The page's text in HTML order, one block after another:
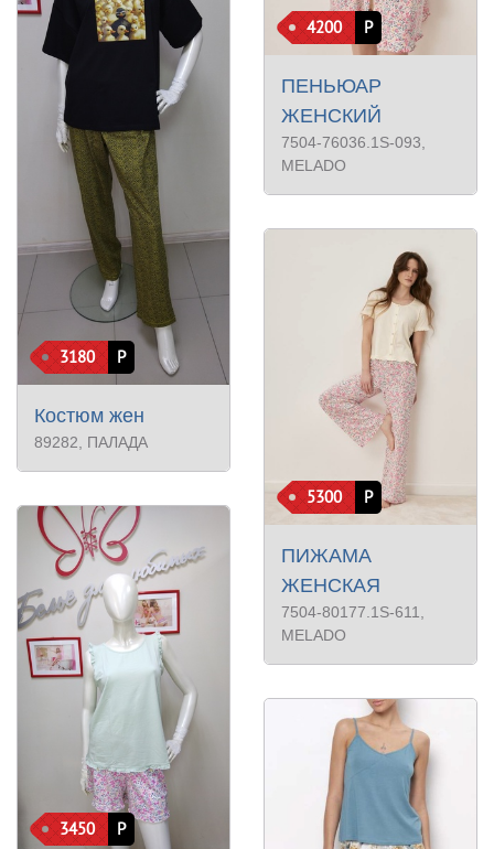
3180 Р
Костюм жен
89282 , ПАЛАДА
3450 Р
4200 Р
ПЕНЬЮАР
ЖЕНСКИЙ
7504-76036.1S-093
MELADO
5300 Р
ПИЖАМА
ЖЕНСКАЯ
7504-80177.1S-611
MELADO